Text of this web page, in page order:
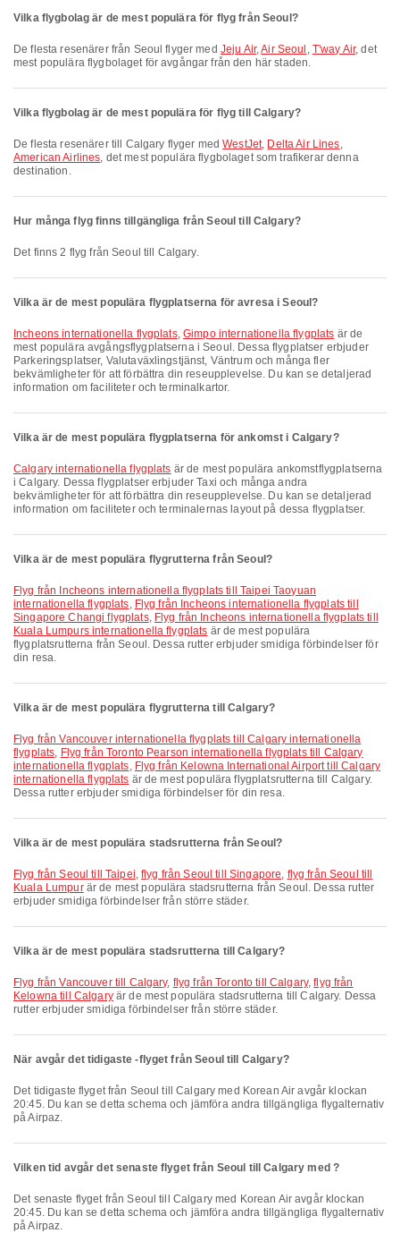
Vilka flygbolag är de mest populära för flyg från Seoul?
De flesta resenärer från Seoul flyger med Jeju Air,Air Seoul , T'way Air, det
mest populära flygbolaget för avgångar från den här staden.
Vilka flygbolag är de mest populära för flyg till Calgary?
De flesta resenärer till Calgary flyger medWestJet, Delta Air Lines,
American Airlines, det mest populära flygbolaget som trafikerar denna
destination.
Hur många flyg finns tillgängliga från Seoul till Calgary?
Det finns 2 flyg från Seoul till Calgary.
Vilka är de mest populära flygplatserna för avresa i Seoul?
Incheons internationella flygplats,Gimpo internationella flygplats är de
mest populära avgångsflygplatserna i Seoul. Dessa flygplatser erbjuder
Parkeringsplatser, Valutaväxlingstjänst, Väntrum och många fler
bekvämligheter för att förbättra din reseupplevelse. Du kan se detaljerad
information om faciliteter och terminalkartor.
Vilka är de mest populära flygplatserna för ankomst i Calgary?
Calgary internationella flygplats är de mest populära ankomstflygplatserna
i Calgary. Dessa flygplatser erbjuder Taxi och många andra
bekvämligheter för att förbättra din reseupplevelse. Du kan se detaljerad
information om faciliteter och terminalernas layout på dessa flygplatser.
Vilka är de mest populära flygrutterna från Seoul?
Flyg från Incheons internationella flygplats till Taipei Taoyuan
internationella flygplats, Flyg från Incheons internationella flygplats till
Singapore Changi flygplats, Flyg från Incheons internationella flygplats till
Kuala Lumpurs internationella flygplats är de mest populära
flygplatsrutterna från Seoul. Dessa rutter erbjuder smidiga förbindelser för
din resa.
Vilka är de mest populära flygrutterna till Calgary?
Flyg från Vancouver internationella flygplats till Calgary internationella
flygplats, Flyg från Toronto Pearson internationella flygplats till Calgary
internationella flygplats, Flyg från Kelowna International Airport till Calgary
internationella flygplats är de mest populära flygplatsrutterna till Calgary.
Dessa rutter erbjuder smidiga förbindelser för din resa.
Vilka är de mest populära stadsrutterna från Seoul?
flyg från Seoul till Taipei,flyg från Seoul till Singapore, flyg från Seoul till
Kuala Lumpurär de mest populära stadsrutterna från Seoul. Dessa rutter
erbjuder smidiga förbindelser från större städer.
Vilka är de mest populära stadsrutterna till Calgary?
flyg från Vancouver till Calgary, flyg från Toronto till Calgary,flyg från
Kelowna till Calgaryär de mest populära stadsrutterna till Calgary. Dessa
rutter erbjuder smidiga förbindelser från större städer.
När avgår det tidigaste -flyget från Seoul till Calgary?
Det tidigaste flyget från Seoul till Calgary med Korean Air avgår klockan
20:45. Du kan se detta schema och jämföra andra tillgängliga flygalternativ
på Airpaz.
Vilken tid avgår det senaste flyget från Seoul till Calgary med ?
Det senaste flyget från Seoul till Calgary med Korean Air avgår klockan
20:45. Du kan se detta schema och jämföra andra tillgängliga flygalternativ
på Airpaz.